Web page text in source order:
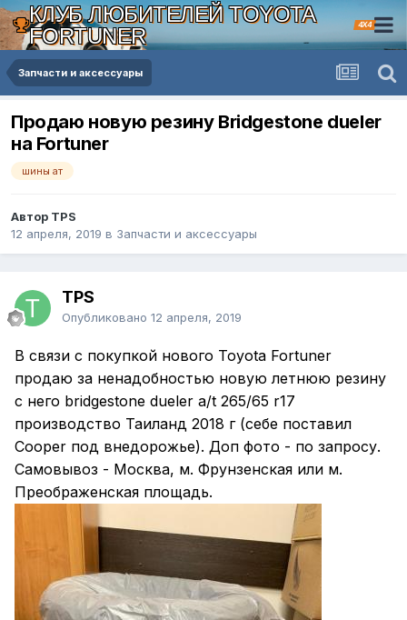
КЛУБ ЛЮБИТЕЛЕЙ TOYOTA
FORTUNER
4X4
Запчасти и аксессуары
Продаю новую резину Bridgestone dueler
на Fortuner
шины ат
Автор TPS
12 апреля, 2019 в Запчасти и аксессуары
TPS
Опубликовано 12 апреля, 2019
В связи с покупкой нового Toyota Fortuner
продаю за ненадобностью новую летнюю резину
с него bridgestone dueler a/t 265/65 r17
производство Таиланд 2018 г (себе поставил
Cooper под внедорожье). Доп фото - по запросу.
Самовывоз - Москва, м. Фрунзенская или м.
Преображенская площадь.